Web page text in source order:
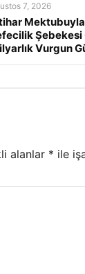
7, 2026
Vurgun
alanlar * ile